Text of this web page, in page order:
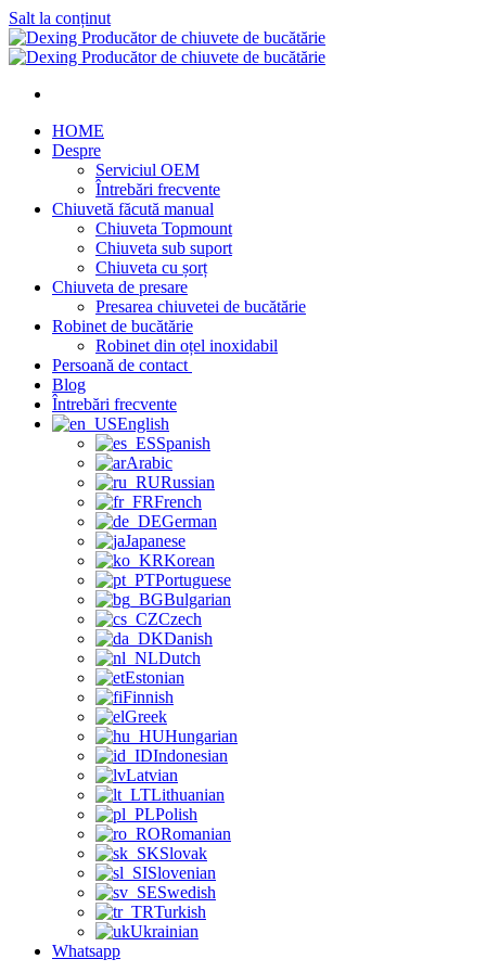
Salt la conținut
HOME
Despre
Serviciul OEM
Întrebări frecvente
Chiuvetă făcută manual
Chiuveta Topmount
Chiuveta sub suport
Chiuveta cu șorț
Chiuveta de presare
Presarea chiuvetei de bucătărie
Robinet de bucătărie
Robinet din oțel inoxidabil
Persoană de contact
Blog
Întrebări frecvente
English
Spanish
Arabic
Russian
French
German
Japanese
Korean
Portuguese
Bulgarian
Czech
Danish
Dutch
Estonian
Finnish
Greek
Hungarian
Indonesian
Latvian
Lithuanian
Polish
Romanian
Slovak
Slovenian
Swedish
Turkish
Ukrainian
Whatsapp